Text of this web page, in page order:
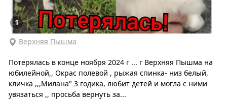
1
Верхняя Пышма
Потерялась в конце ноября 2024 г ... г Верхняя Пышма на
юбилейной,, Окрас полевой , рыжая спинка- низ белый,
кличка ,,,Милана" 3 годика, любит детей и могла с ними
увязаться ,, просьба вернуть за...